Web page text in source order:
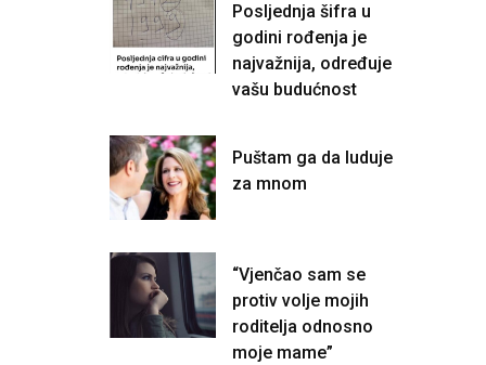
Posljednja šifra u
godini rođenja je
najvažnija, određuje
vašu budućnost
Puštam ga da luduje
za mnom
“Vjenčao sam se
protiv volje mojih
roditelja odnosno
moje mame”